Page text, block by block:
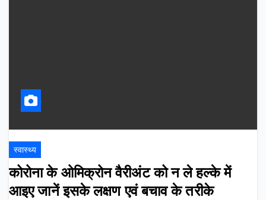
स्वास्थ्य
कोरोना के ओमिक्रोन वैरीअंट को न ले हल्के में
आइए जानें इसके लक्षण एवं बचाव के तरीके